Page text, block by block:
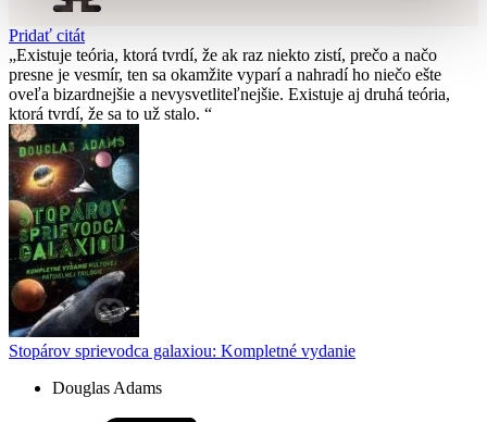
Pridať citát
Existuje teória, ktorá tvrdí, že ak raz niekto zistí, prečo a načo
presne je vesmír, ten sa okamžite vyparí a nahradí ho niečo ešte
oveľa bizardnejšie a nevysvetliteľnejšie. Existuje aj druhá teória,
ktorá tvrdí, že sa to už stalo.
Stopárov sprievodca galaxiou: Kompletné vydanie
Douglas Adams